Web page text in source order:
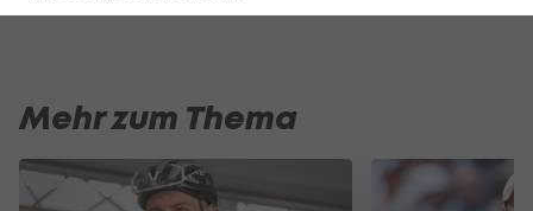
Mehr zum Thema